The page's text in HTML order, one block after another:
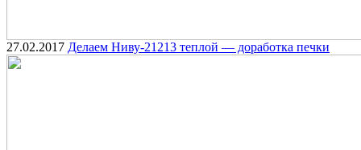
27.02.2017 Делаем Ниву-21213 теплой — доработка печки